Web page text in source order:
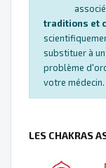
traditions et
substituer à
problème
votre médecin.
LES CHAKRAS